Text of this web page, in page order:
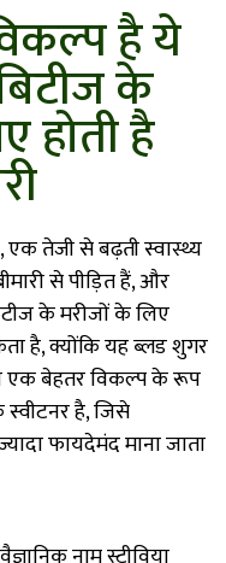
है ये
के
होती है
,एक तेजी से बढ़ती स्वास्थ्य
से पीड़ित हैं,और
के मरीजों के लिए
है,क्योंकि यह ब्लड शुगर
एक बेहतर विकल्प के रूप
है,जिसे
फायदेमंद माना जाता